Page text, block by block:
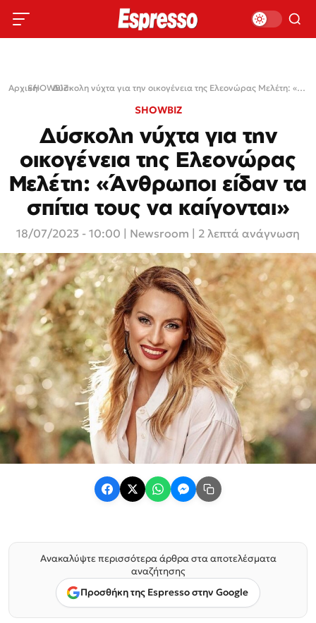
Αρχική›
SHOWBIZ› Δύσκολη νύχτα για την οικογένεια της Ελεονώρας Μελέτη: «Άνθρωποι είδαν τα σπίτια τους να καίγονται»
SHOWBIZ
Δύσκολη νύχτα για την
οικογένεια της Ελεονώρας
Μελέτη: «Άνθρωποι είδαν τα
σπίτια τους να καίγονται»
18/07/2023 - 10:00 Newsroom | 2 λεπτά ανάγνωση
Ανακαλύψτε περισσότερα άρθρα στα αποτελέσματα
αναζήτησης
Προσθήκη της Espresso στην Google